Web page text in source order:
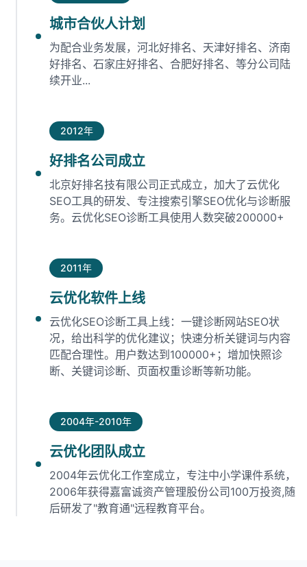
城市合伙人计划
为配合业务发展，河北好排名、天津好排名、济南
好排名、石家庄好排名、合肥好排名、等分公司陆
续开业...
2012年
好排名公司成立
北京好排名技有限公司正式成立，加大了云优化
SEO工具的研发、专注搜索引擎SEO优化与诊断服
务。云优化SEO诊断工具使用人数突破200000+
2011年
云优化软件上线
云优化SEO诊断工具上线：一键诊断网站SEO状
况，给出科学的优化建议；快速分析关键词与内容
匹配合理性。用户数达到100000+；增加快照诊
断、关键词诊断、页面权重诊断等新功能。
2004年-2010年
云优化团队成立
2004年云优化工作室成立，专注中小学课件系统，
2006年获得嘉富诚资产管理股份公司100万投资,随
后研发了"教育通"远程教育平台。